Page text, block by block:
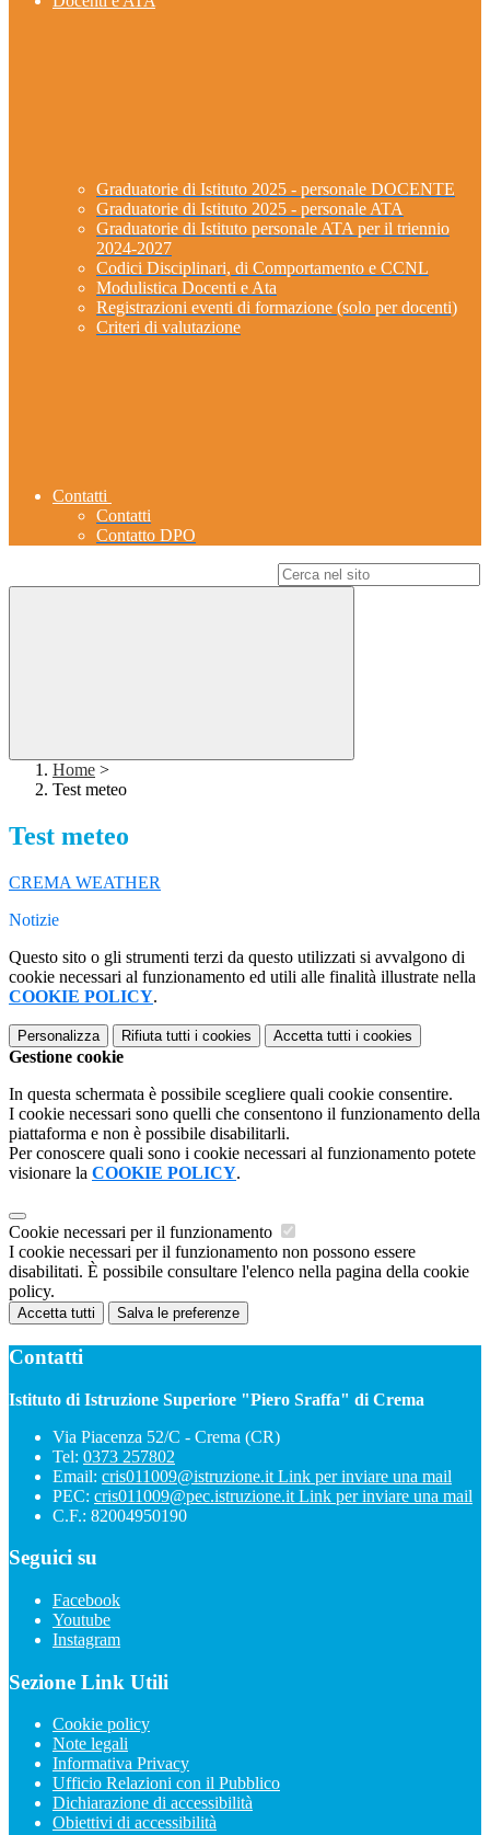
Graduatorie di Istituto 2025 - personale DOCENTE
Graduatorie di Istituto 2025 - personale ATA
Graduatorie di Istituto personale ATA per il triennio
2024-2027
Codici Disciplinari, di Comportamento e CCNL
Modulistica Docenti e Ata
Registrazioni eventi di formazione (solo per docenti)
Criteri di valutazione
Contatti
Contatti
Contatto DPO
Home >
Test meteo
Test meteo
CREMA WEATHER
Notizie
Questo sito o gli strumenti terzi da questo utilizzati si avvalgono di
cookie necessari al funzionamento ed utili alle finalità illustrate nella
COOKIE POLICY.
Personalizza Rifiuta tutti i cookies Accetta tutti i cookies
Gestione cookie
In questa schermata è possibile scegliere quali cookie consentire.
I cookie necessari sono quelli che consentono il funzionamento della
piattaforma e non è possibile disabilitarli.
Per conoscere quali sono i cookie necessari al funzionamento potete
visionare la COOKIE POLICY.
Cookie necessari per il funzionamento
I cookie necessari per il funzionamento non possono essere
disabilitati. È possibile consultare l'elenco nella pagina della cookie
policy.
Accetta tutti Salva le preferenze
Contatti
Istituto di Istruzione Superiore "Piero Sraffa" di Crema
Via Piacenza 52/C - Crema (CR)
Tel: 0373 257802
Email: cris011009@istruzione.it Link per inviare una mail
PEC: cris011009@pec.istruzione.it Link per inviare una mail
C.F.: 82004950190
Seguici su
Facebook
Youtube
Instagram
Sezione Link Utili
Cookie policy
Note legali
Informativa Privacy
Ufficio Relazioni con il Pubblico
Dichiarazione di accessibilità
Obiettivi di accessibilità